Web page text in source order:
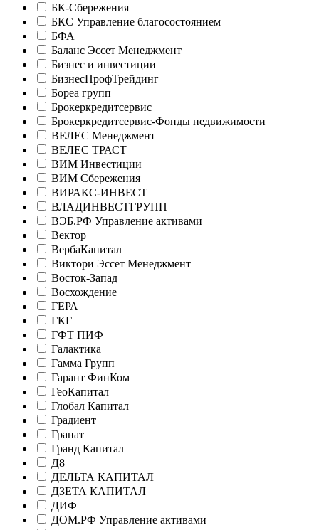
БК-Сбережения
БКС Управление благосостоянием
БФА
Баланс Эссет Менеджмент
Бизнес и инвестиции
БизнесПрофТрейдинг
Бореа групп
Брокеркредитсервис
Брокеркредитсервис-Фонды недвижимости
ВЕЛЕС Менеджмент
ВЕЛЕС ТРАСТ
ВИМ Инвестиции
ВИМ Сбережения
ВИРАКС-ИНВЕСТ
ВЛАДИНВЕСТГРУПП
ВЭБ.РФ Управление активами
Вектор
ВербаКапитал
Виктори Эссет Менеджмент
Восток-Запад
Восхождение
ГЕРА
ГКГ
ГФТ ПИФ
Галактика
Гамма Групп
Гарант ФинКом
ГеоКапитал
Глобал Капитал
Градиент
Гранат
Гранд Капитал
Д8
ДЕЛЬТА КАПИТАЛ
ДЗЕТА КАПИТАЛ
ДИФ
ДОМ.РФ Управление активами